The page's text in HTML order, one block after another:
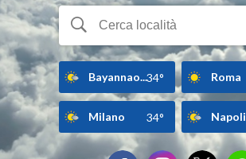
Bayannao...34° Roma
Milano 34° Napoli